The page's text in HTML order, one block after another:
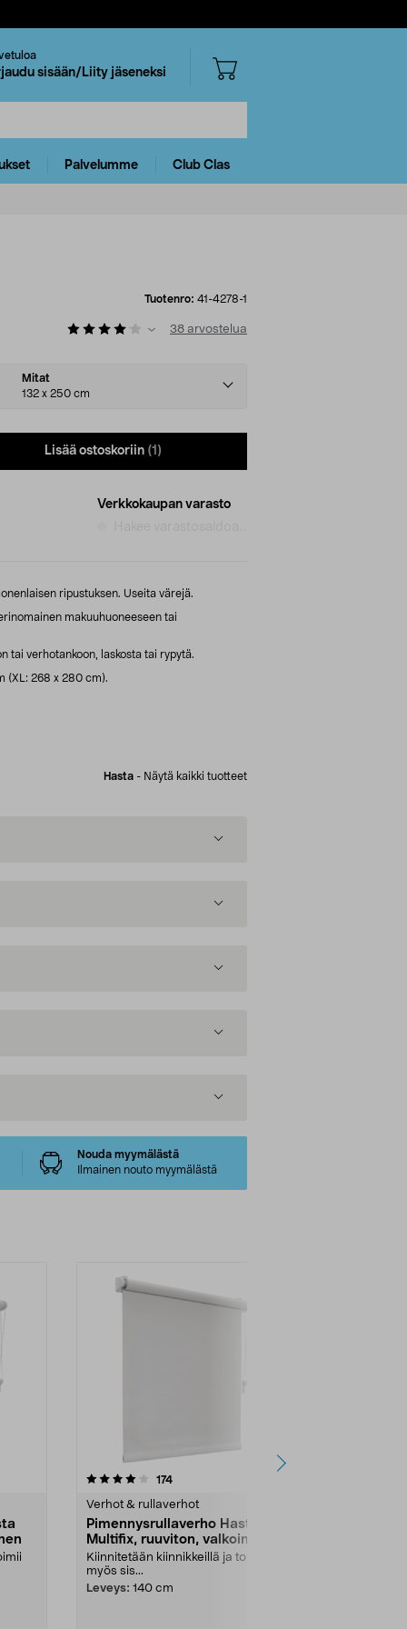
sisään/Liity jäseneksi
Palvelumme Club Clas
Tuotenro: 41-4278-1
38 arvostelua
Mitat
132 x 250 cm
Lisää ostoskoriin (1)
Verkkokaupan varasto
ripustuksen. Useita värejä.
makuuhuoneeseen tai
tai verhotankoon, laskosta tai rypytä.
(XL: 268 x 280 cm).
Hasta - Näytä kaikki tuotteet
Nouda myymälästä
Ilmainen nouto myymälästä
174arvostelut
Verhot & rullaverhot
Pimennysrullaverho Hasta
Multifix, ruuviton, valkoinen
Kiinnitetään kiinnikkeillä ja toimii
myös sis...
Leveys: 140 cm
4.0viidestä